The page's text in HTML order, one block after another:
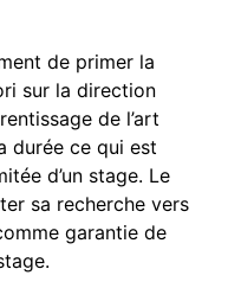
de primer la
sur la direction
de l’art
durée ce qui est
d’un stage. Le
sa recherche vers
garantie de